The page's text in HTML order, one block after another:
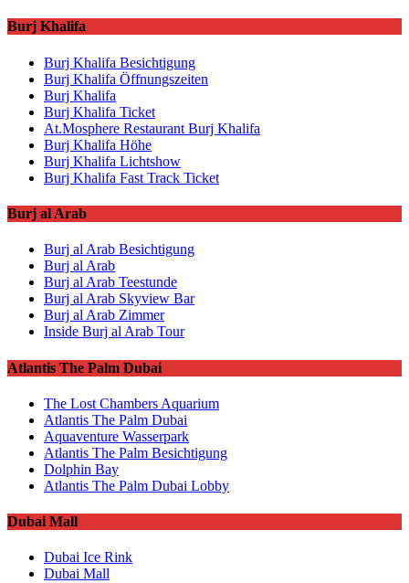
Burj Khalifa
Burj Khalifa Besichtigung
Burj Khalifa Öffnungszeiten
Burj Khalifa
Burj Khalifa Ticket
At.Mosphere Restaurant Burj Khalifa
Burj Khalifa Höhe
Burj Khalifa Lichtshow
Burj Khalifa Fast Track Ticket
Burj al Arab
Burj al Arab Besichtigung
Burj al Arab
Burj al Arab Teestunde
Burj al Arab Skyview Bar
Burj al Arab Zimmer
Inside Burj al Arab Tour
Atlantis The Palm Dubai
The Lost Chambers Aquarium
Atlantis The Palm Dubai
Aquaventure Wasserpark
Atlantis The Palm Besichtigung
Dolphin Bay
Atlantis The Palm Dubai Lobby
Dubai Mall
Dubai Ice Rink
Dubai Mall